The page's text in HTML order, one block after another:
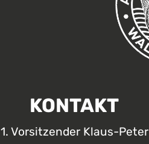
KONTAKT
1. Vorsitzender Klaus-Peter